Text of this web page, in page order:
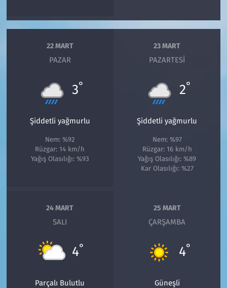
22 MART
PAZAR
3°
Şiddetli yağmurlu
Nem: %92
Rüzgar: 14 km/h
Yağış Olasılığı: %93
23 MART
PAZARTESI
2°
Şiddetli yağmurlu
Nem: %97
Rüzgar: 16 km/h
Yağış Olasılığı: %89
Kar Olasılığı: %27
24 MART
SALI
4°
Parçalı Bulutlu
25 MART
ÇARŞAMBA
4°
Güneşli